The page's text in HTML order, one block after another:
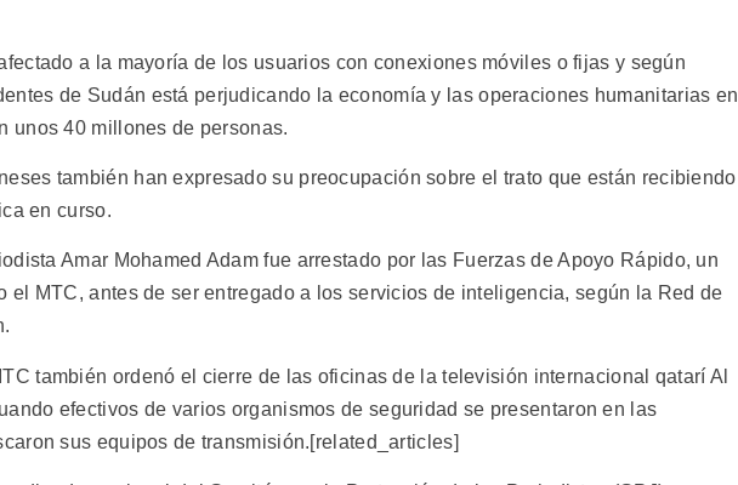
a la mayoría de los usuarios con conexiones móviles o fijas y según
de Sudán está perjudicando la economía y las operaciones humanitarias en
unos 40 millones de personas.
también han expresado su preocupación sobre el trato que están recibiendo
en curso.
Amar Mohamed Adam fue arrestado por las Fuerzas de Apoyo Rápido, un
el MTC, antes de ser entregado a los servicios de inteligencia, según la Red de
también ordenó el cierre de las oficinas de la televisión internacional qatarí Al
efectivos de varios organismos de seguridad se presentaron en las
sus equipos de transmisión.[related_articles]